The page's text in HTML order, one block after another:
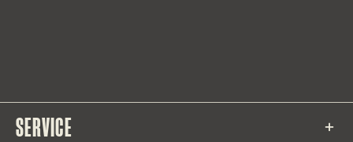
SERVICE